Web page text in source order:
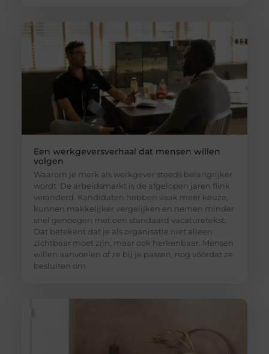
Een werkgeversverhaal dat mensen willen
volgen
Waarom je merk als werkgever steeds belangrijker
wordt De arbeidsmarkt is de afgelopen jaren flink
veranderd. Kandidaten hebben vaak meer keuze,
kunnen makkelijker vergelijken en nemen minder
snel genoegen met een standaard vacaturetekst.
Dat betekent dat je als organisatie niet alleen
zichtbaar moet zijn, maar ook herkenbaar. Mensen
willen aanvoelen of ze bij je passen, nog vóórdat ze
besluiten om